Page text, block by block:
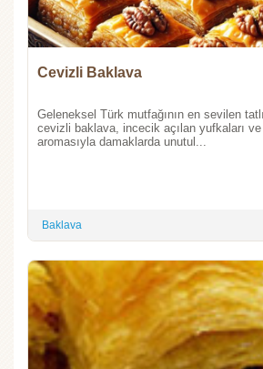
Cevizli Baklava
Geleneksel Türk mutfağının en sevilen
cevizli baklava, incecik açılan yufkaları ve
aromasıyla damaklarda unutul...
Baklava